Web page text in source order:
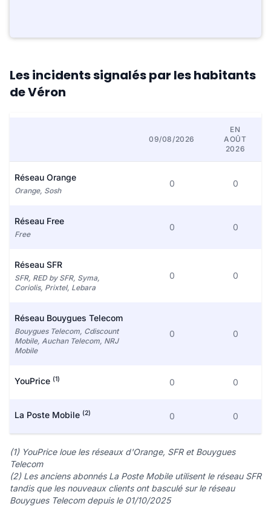
Les incidents signalés par les habitants
de Véron
09/08/2026
EN
AOÛT
2026
Réseau Orange
Orange, Sosh
0 0
Réseau Free
Free
0 0
Réseau SFR
SFR, RED by SFR, Syma,
Coriolis, Prixtel, Lebara
0 0
Réseau Bouygues Telecom
Bouygues Telecom, Cdiscount
Mobile, Auchan Telecom, NRJ
Mobile
0 0
YouPrice (1) 0 0
La Poste Mobile (2) 0 0
(1) YouPrice loue les réseaux d'Orange, SFR et Bouygues
Telecom
(2) Les anciens abonnés La Poste Mobile utilisent le réseau SFR
tandis que les nouveaux clients ont basculé sur le réseau
Bouygues Telecom depuis le 01/10/2025